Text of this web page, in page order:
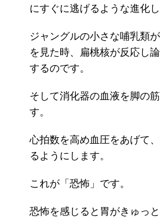
にすぐに逃げるような進化し
ジャングルの小さな哺乳類
を見た時、扁桃核が反応し
するのです。
そして消化器の血液を脚の
す。
心拍数を高め血圧をあげて
るようにします。
これが「恐怖」です。
恐怖を感じると胃がきゅっ